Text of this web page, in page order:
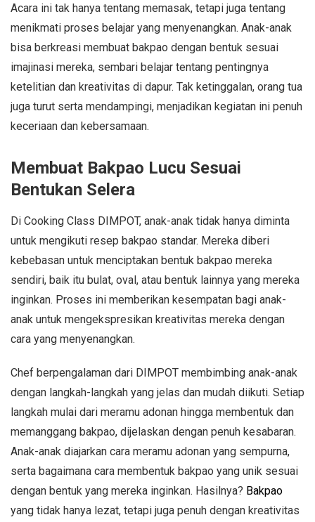
Acara ini tak hanya tentang memasak, tetapi juga tentang
menikmati proses belajar yang menyenangkan. Anak-anak
bisa berkreasi membuat bakpao dengan bentuk sesuai
imajinasi mereka, sembari belajar tentang pentingnya
ketelitian dan kreativitas di dapur. Tak ketinggalan, orang tua
juga turut serta mendampingi, menjadikan kegiatan ini penuh
keceriaan dan kebersamaan.
Membuat Bakpao Lucu Sesuai
Bentukan Selera
Di Cooking Class DIMPOT, anak-anak tidak hanya diminta
untuk mengikuti resep bakpao standar. Mereka diberi
kebebasan untuk menciptakan bentuk bakpao mereka
sendiri, baik itu bulat, oval, atau bentuk lainnya yang mereka
inginkan. Proses ini memberikan kesempatan bagi anak-
anak untuk mengekspresikan kreativitas mereka dengan
cara yang menyenangkan.
Chef berpengalaman dari DIMPOT membimbing anak-anak
dengan langkah-langkah yang jelas dan mudah diikuti. Setiap
langkah mulai dari meramu adonan hingga membentuk dan
memanggang bakpao, dijelaskan dengan penuh kesabaran.
Anak-anak diajarkan cara meramu adonan yang sempurna,
serta bagaimana cara membentuk bakpao yang unik sesuai
dengan bentuk yang mereka inginkan. Hasilnya? Bakpao
yang tidak hanya lezat, tetapi juga penuh dengan kreativitas